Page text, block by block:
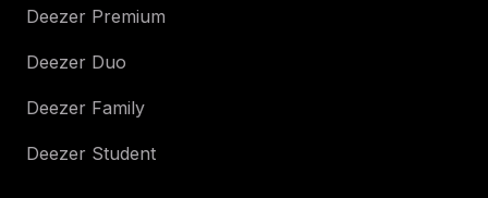
Deezer Premium
Deezer Duo
Deezer Family
Deezer Student